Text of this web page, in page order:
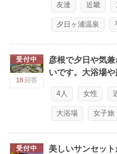
友達 近畿
夕日ヶ浦温泉
受付中
18 回答
彦根で夕日や気
いです。大浴場
4人 女性
大浴場 女子旅
受付中
美しいサンセッ